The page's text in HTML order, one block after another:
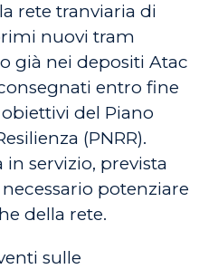
rete tranviaria di
nuovi tram
già nei depositi Atac
entro fine
del Piano
(PNRR).
servizio, prevista
potenziare
della rete.
sulle